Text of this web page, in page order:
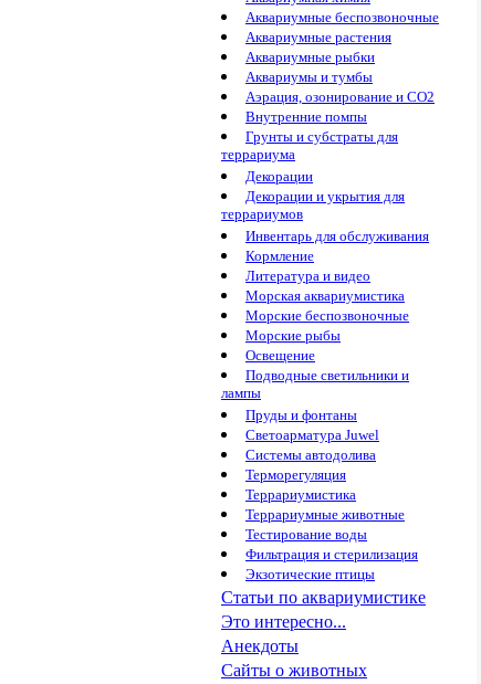
Аквариумные беспозвоночные
Аквариумные растения
Аквариумные рыбки
Аквариумы и тумбы
Аэрация, озонирование и CO2
Внутренние помпы
Грунты и субстраты для
террариума
Декорации
Декорации и укрытия для
террариумов
Инвентарь для обслуживания
Кормление
Литература и видео
Морская аквариумистика
Морские беспозвоночные
Морские рыбы
Освещение
Подводные светильники и
лампы
Пруды и фонтаны
Светоарматура Juwel
Системы автодолива
Терморегуляция
Террариумистика
Террариумные животные
Тестирование воды
Фильтрация и стерилизация
Экзотические птицы
Статьи по аквариумистике
Это интересно...
Анекдоты
Сайты о животных